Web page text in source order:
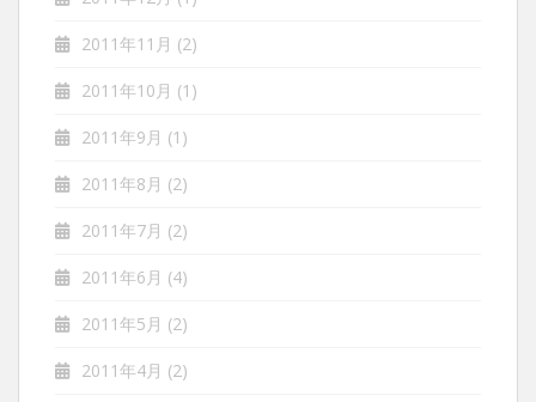
2011年11月 (2)
2011年10月 (1)
2011年9月 (1)
2011年8月 (2)
2011年7月 (2)
2011年6月 (4)
2011年5月 (2)
2011年4月 (2)